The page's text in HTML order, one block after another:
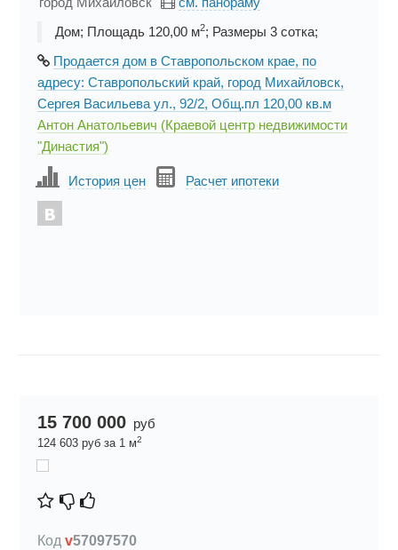
Дом; Площадь 120,00 м2; Размеры 3 cотка;
Продается дом в Ставропольском крае, по
адресу: Ставропольский край, город Михайловск,
Сергея Васильева ул., 92/2, Общ.пл 120,00 кв.м
Антон Анатольевич (Краевой центр недвижимости
"Династия")
История цен Расчет ипотеки
15 700 000 руб
124 603 руб за 1 м2
Код v57097570